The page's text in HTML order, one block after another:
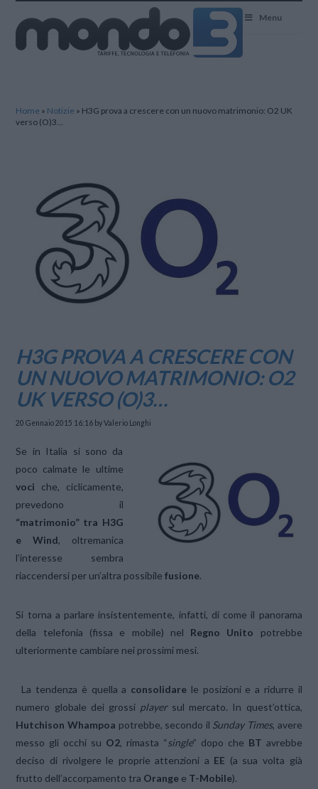
Menu
Home » Notizie » H3G prova a crescere con un nuovo matrimonio: O2 UK
verso (O)3…
H3G PROVA A CRESCERE CON
UN NUOVO MATRIMONIO: O2
UK VERSO (O)3…
20 Gennaio 2015 16:16 by Valerio Longhi
Se in Italia si sono da
poco calmate le ultime
voci che, ciclicamente,
prevedono il
“matrimonio” tra H3G
e Wind, oltremanica
l’interesse sembra
riaccendersi per un’altra possibilefusione.
Si torna a parlare insistentemente, infatti, di come il panorama
della telefonia (fissa e mobile) nel Regno Unito potrebbe
ulteriormente cambiare nei prossimi mesi.
La tendenza è quella a consolidare le posizioni e a ridurre il
numero globale dei grossi playersul mercato. In quest’ottica,
Hutchison Whampoa potrebbe, secondo il Sunday Times, avere
messo gli occhi su O2, rimasta “ single” dopo che BT avrebbe
deciso di rivolgere le proprie attenzioni a EE (a sua volta già
frutto dell’accorpamento tra Orange e T-Mobile).